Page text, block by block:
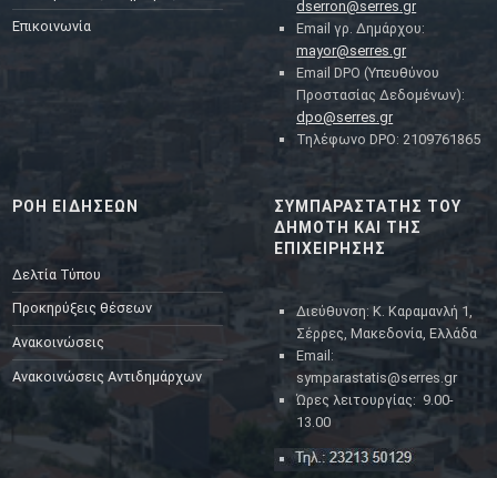
Επικοινωνία
dserron@serres.gr
Email γρ. Δημάρχου:
mayor@serres.gr
Email DPO (Υπευθύνου
Προστασίας Δεδομένων):
dpo@serres.gr
Τηλέφωνο DPO: 2109761865
ΡΟΗ ΕΙΔΗΣΕΩΝ
Δελτία Τύπου
Προκηρύξεις θέσεων
Ανακοινώσεις
Ανακοινώσεις Αντιδημάρχων
ΣΥΜΠΑΡΑΣΤΑΤΗΣ ΤΟΥ
ΔΗΜΟΤΗ ΚΑΙ ΤΗΣ
ΕΠΙΧΕΙΡΗΣΗΣ
Διεύθυνση: Κ. Καραμανλή 1,
Σέρρες, Μακεδονία, Ελλάδα
Email:
symparastatis@serres.gr
Ώρες λειτουργίας: 9.00-
13.00